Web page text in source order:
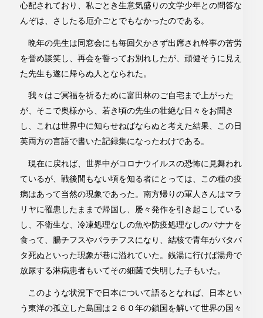
心配されており、私ごとき生意気盛りの文学少年との問答な
んぞは、さしたる厄介ごとでもなかったのである。
晩年の先生は同窓会にも毎回欠かさず出席され幹事の苦労
を誉め談笑し、再会を誓ってお別れしたが、頑健そうに見え
た先生も遂に帰らぬ人となられた。
我々はご冥福を祈るために富田林のご自宅まで上がった
が、そこで奥様から、若き頃の先生の壮絶な日々をお聞き
し、これは世界中に知らせねばならぬと考えた結果、この日
英両方の言語で書いた記録集になったわけである。
現在に戻れば、世界中がコロナウイルスの恐怖に見舞われ
ているが、戦後間もない頃を知る者にとっては、この種の疫
病はあって当然の現象であった。南方帰りの軍人さんはマラ
リヤに罹患したままで帰国し、屡々発作を引き起こしている
し、不衛生な、冷凍処理なしの魚や防疫処理なしのバナナを
食って、腸チフスやパラチフスになり、結核で青年がバタバ
タ死ぬといった現象が巷に溢れていた。銭湯に行けば湯舟で
放尿する淋病患者もいてその細菌で失明した子もいた。
このような状況下で日本について語るとなれば、日本とい
う東洋の孤立した島国は２６０年の鎖国を解いて世界の国々